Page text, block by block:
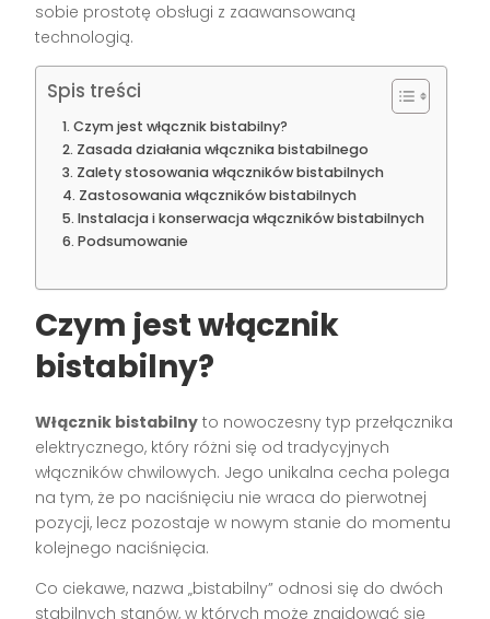
sobie prostotę obsługi z zaawansowaną
technologią.
Spis treści
Czym jest włącznik bistabilny?
Zasada działania włącznika bistabilnego
Zalety stosowania włączników bistabilnych
Zastosowania włączników bistabilnych
Instalacja i konserwacja włączników bistabilnych
Podsumowanie
Czym jest włącznik
bistabilny?
Włącznik bistabilny to nowoczesny typ przełącznika
elektrycznego, który różni się od tradycyjnych
włączników chwilowych. Jego unikalna cecha polega
na tym, że po naciśnięciu nie wraca do pierwotnej
pozycji, lecz pozostaje w nowym stanie do momentu
kolejnego naciśnięcia.
Co ciekawe, nazwa „bistabilny” odnosi się do dwóch
stabilnych stanów, w których może znajdować się